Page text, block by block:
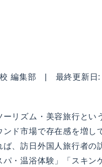
校 編集部 | 最終更新日:
ーリズム・美容旅行とい
ンド市場で存在感を増し
ば、訪日外国人旅行者の
パ・温浴体験」「スキン